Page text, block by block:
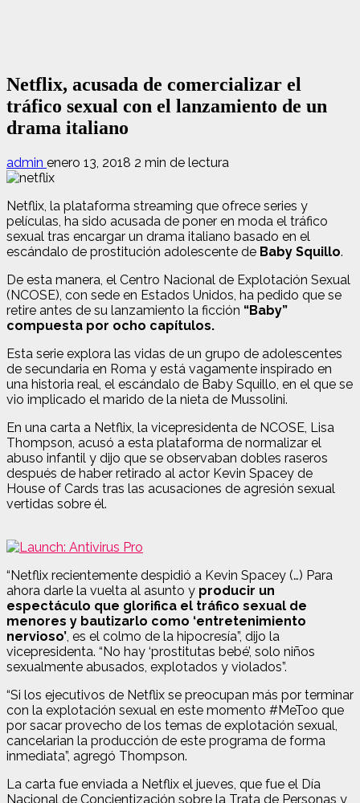
Netflix, acusada de comercializar el
tráfico sexual con el lanzamiento de un
drama italiano
admin enero 13, 2018 2 min de lectura
Netflix, la plataforma streaming que ofrece series y
películas, ha sido acusada de poner en moda el tráfico
sexual tras encargar un drama italiano basado en el
escándalo de prostitución adolescente de Baby Squillo.
De esta manera, el Centro Nacional de Explotación Sexual
(NCOSE), con sede en Estados Unidos, ha pedido que se
retire antes de su lanzamiento la ficción “Baby”
compuesta por ocho capítulos.
Esta serie explora las vidas de un grupo de adolescentes
de secundaria en Roma y está vagamente inspirado en
una historia real, el escándalo de Baby Squillo, en el que se
vio implicado el marido de la nieta de Mussolini.
En una carta a Netflix, la vicepresidenta de NCOSE, Lisa
Thompson, acusó a esta plataforma de normalizar el
abuso infantil y dijo que se observaban dobles raseros
después de haber retirado al actor Kevin Spacey de
House of Cards tras las acusaciones de agresión sexual
vertidas sobre él.
“Netflix recientemente despidió a Kevin Spacey (…) Para
ahora darle la vuelta al asunto y producir un
espectáculo que glorifica el tráfico sexual de
menores y bautizarlo como ‘entretenimiento
nervioso’, es el colmo de la hipocresía”, dijo la
vicepresidenta. “No hay ‘prostitutas bebé’, solo niños
sexualmente abusados, explotados y violados”.
“Si los ejecutivos de Netflix se preocupan más por terminar
con la explotación sexual en este momento #MeToo que
por sacar provecho de los temas de explotación sexual,
cancelarian la producción de este programa de forma
inmediata”, agregó Thompson.
La carta fue enviada a Netflix el jueves, que fue el Día
Nacional de Concientización sobre la Trata de Personas y